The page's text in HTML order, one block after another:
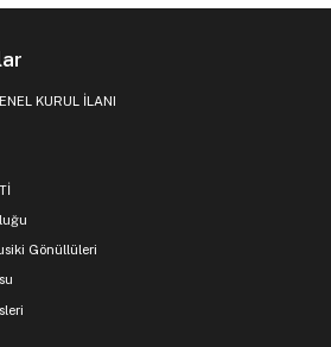
KURUL İLANI
Gönüllüleri